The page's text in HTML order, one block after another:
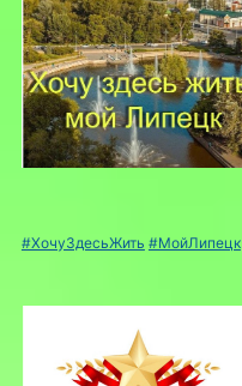
#ХочуЗдесьЖить #МойЛипецк